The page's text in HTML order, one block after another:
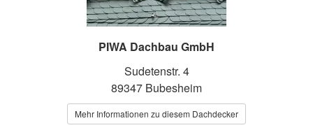
PIWA Dachbau GmbH
Sudetenstr. 4
89347 Bubesheim
Mehr Informationen zu diesem Dachdecker